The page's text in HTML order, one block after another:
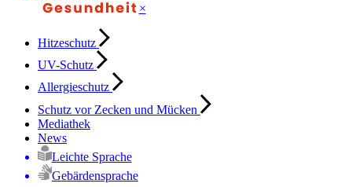
×
Hitzeschutz
UV-Schutz
Allergieschutz
Schutz vor Zecken und Mücken
Mediathek
News
Leichte Sprache
Gebärdensprache